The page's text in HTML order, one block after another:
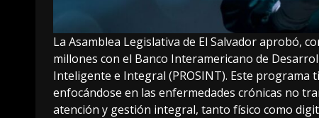
La Asamblea Legislativa de El Salvador aprobó,
millones con el Banco Interamericano de
Inteligente e Integral (PROSINT). Este
enfocándose en las enfermedades crónicas no
atención y gestión integral, tanto físico como